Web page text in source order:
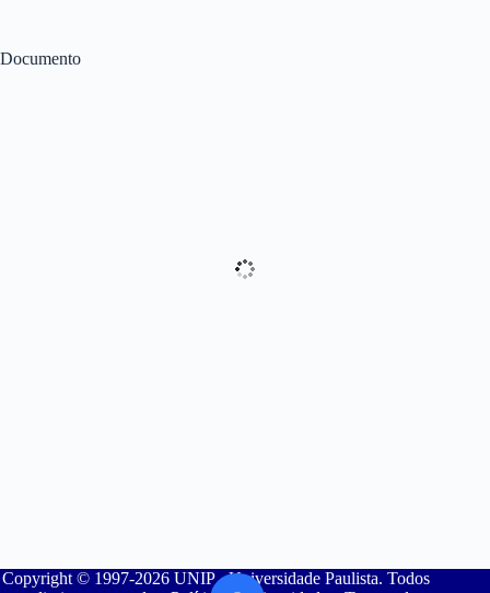
Documento
Copyright © 1997-2026 UNIP - Universidade Paulista. Todos